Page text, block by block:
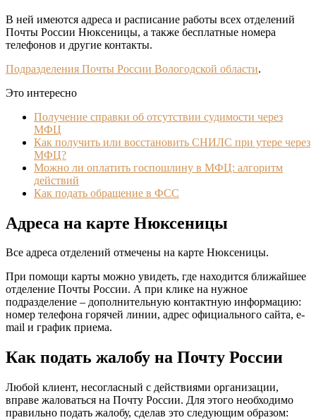
В ней имеются адреса и расписание работы всех отделений
Почты России Нюксеницы, а также бесплатные номера
телефонов и другие контакты.
Подразделения Почты России Вологодской области.
Это интересно
Получение справки об отсутствии судимости через
МФЦ
Как получить или восстановить СНИЛС при утере через
МФЦ?
Можно ли оплатить госпошлину в МФЦ: алгоритм
действий
Как подать обращение в ФСС
Адреса на карте Нюксеницы
Все адреса отделений отмечены на карте Нюксеницы.
При помощи карты можно увидеть, где находится ближайшее
отделение Почты России. А при клике на нужное
подразделение – дополнительную контактную информацию:
номер телефона горячей линии, адрес официального сайта, e-
mail и график приема.
Как подать жалобу на Почту России
Любой клиент, несогласный с действиями организации,
вправе жаловаться на Почту России. Для этого необходимо
правильно подать жалобу, сделав это следующим образом: